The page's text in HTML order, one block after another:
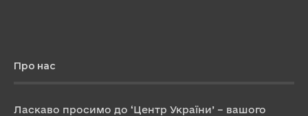
Про нас
Ласкаво просимо до ‘Центр України’ – вашого